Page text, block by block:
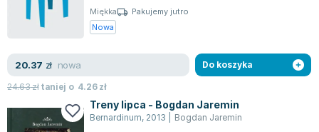
Paulina Młynarska
ks. Piotr Pawlukiewicz
Piotr Latocha
Michael Scott
Piotr Semka
Jarosław Iwaszkiewicz
Miękka
Pakujemy jutro
Nowa
20.37 zł nowa
24.63złtaniej o 4.26zł
Do koszyka
Treny lipca - Bogdan Jaremin
Bernardinum, 2013 Bogdan Jaremin